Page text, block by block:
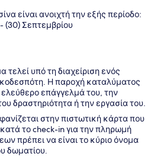
είναι ανοιχτή την εξής περίοδο:
(30) Σεπτεμβρίου
τελεί υπό τη διαχείριση ενός
Η παροχή καταλύματος
ελεύθερο επάγγελμά του, την
δραστηριότητα ή την εργασία του.
στην πιστωτική κάρτα που
κατά το check-in για την πληρωμή
πρέπει να είναι το κύριο όνομα
δωματίου.